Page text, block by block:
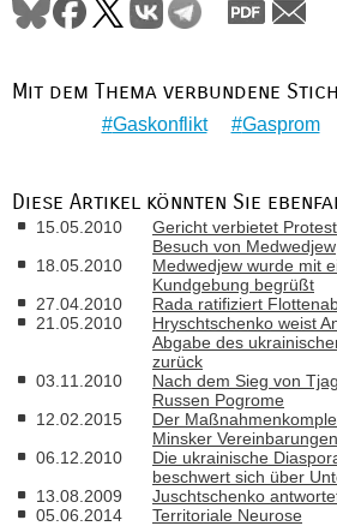
Mit dem Thema verbundene
Gaskonflikt Gasprom
Diese Artikel könnten Sie
15.05.2010
Gericht verbietet
Besuch von Medwedjew
18.05.2010
Medwedjew wurde mit
Kundgebung begrüßt
27.04.2010
Rada ratifiziert
21.05.2010
Hryschtschenko weist
Abgabe des
zurück
03.11.2010
Nach dem Sieg von
Russen Pogrome
12.02.2015
Der
Minsker Vereinbarungen
06.12.2010
Die ukrainische
beschwert sich über
13.08.2009
Juschtschenko
05.06.2014
Territoriale Neurose